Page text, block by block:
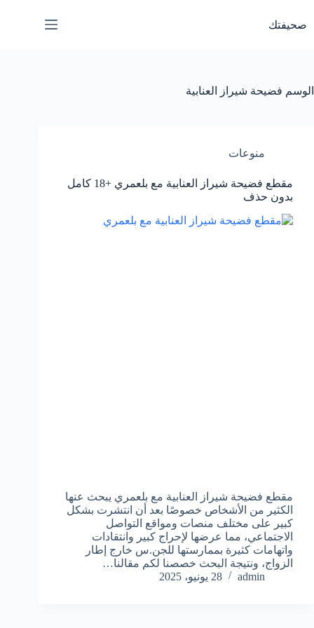
المحتوى
صحيفتك
الوسم فضيحة شيراز العنابية
منوعات
مقطع فضيحة شيراز العنابية مع بلعمري +18 كامل
بدون حذف
مقطع فضيحة شيراز العنابية مع بلعمري يبحث عنها
الكثير من الأشخاص خصوصًا بعد أن انتشرت بشكل
كبير على مختلف منصات ومواقع التواصل
الاجتماعي، مما عرضها لإحراج كبير وانتقادات
واتهامات كثيرة بممارستها للجن.س خارج إطار
الزواج، ونتيجة البحث خصصنا لكم مقالنا…
admin
28 يونيو، 2025